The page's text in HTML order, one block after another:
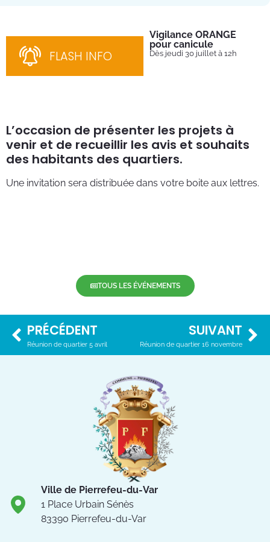
FLASH INFO
Vigilance ORANGE
pour canicule
Dès jeudi 30 juillet à 12h
L’occasion de présenter les projets à
venir et de recueillir les avis et souhaits
des habitants des quartiers.
Une invitation sera distribuée dans votre boite aux lettres.
TOUS LES ÉVÉNEMENTS
PRÉCÉDENT
Réunion de quartier 5 avril
SUIVANT
Réunion de quartier 16 novembre
Ville de Pierrefeu-du-Var
1 Place Urbain Sénès
83390 Pierrefeu-du-Var